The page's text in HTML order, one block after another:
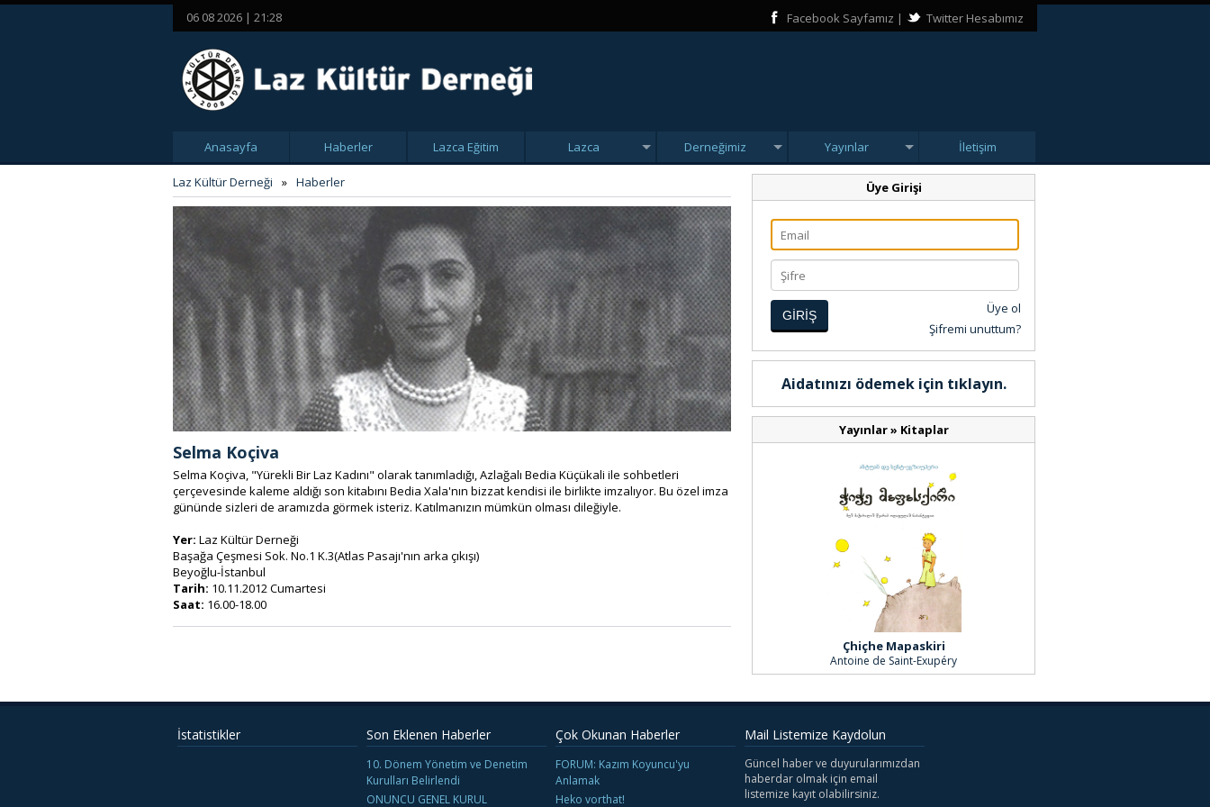
06 08 2026 | 21:28 Facebook Sayfamız | Twitter Hesabımız
Anasayfa Haberler Lazca Eğitim Lazca Derneğimiz Yayınlar İletişim
Laz Kültür Derneği » Haberler
Selma Koçiva
Selma Koçiva, "Yürekli Bir Laz Kadını" olarak tanımladığı, Azlağalı Bedia Küçükali ile sohbetleri
çerçevesinde kaleme aldığı son kitabını Bedia Xala'nın bizzat kendisi ile birlikte imzalıyor. Bu özel imza
gününde sizleri de aramızda görmek isteriz. Katılmanızın mümkün olması dileğiyle.
Yer: Laz Kültür Derneği
Başağa Çeşmesi Sok. No.1 K.3(Atlas Pasajı'nın arka çıkışı)
Beyoğlu-İstanbul
Tarih: 10.11.2012 Cumartesi
Saat: 16.00-18.00
Üye Girişi
GİRİŞ
Üye ol
Şifremi unuttum?
Aidatınızı ödemek için tıklayın.
Yayınlar» Kitaplar
Çhiçhe Mapaskiri
Antoine de Saint-Exupéry
İstatistikler Son Eklenen Haberler
10. Dönem Yönetim ve Denetim
Kurulları Belirlendi
ONUNCU GENEL KURUL
Çok Okunan Haberler
FORUM: Kazım Koyuncu'yu
Anlamak
Heko vorthat!
Mail Listemize Kaydolun
Güncel haber ve duyurularımızdan
haberdar olmak için email
listemize kayıt olabilirsiniz.